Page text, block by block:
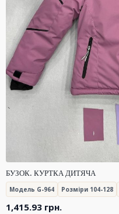
БУЗОК. КУРТКА ДИТЯЧА
Модель G-964 Розміри 104-128
1,415.93 грн.